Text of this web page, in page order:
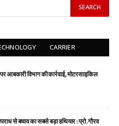
CARRIER
आबकारी विभाग की कार्रवाई, मोटरसाइकिल
से बचाव का सबसे बड़ा हथियार : प्रो. गौरव